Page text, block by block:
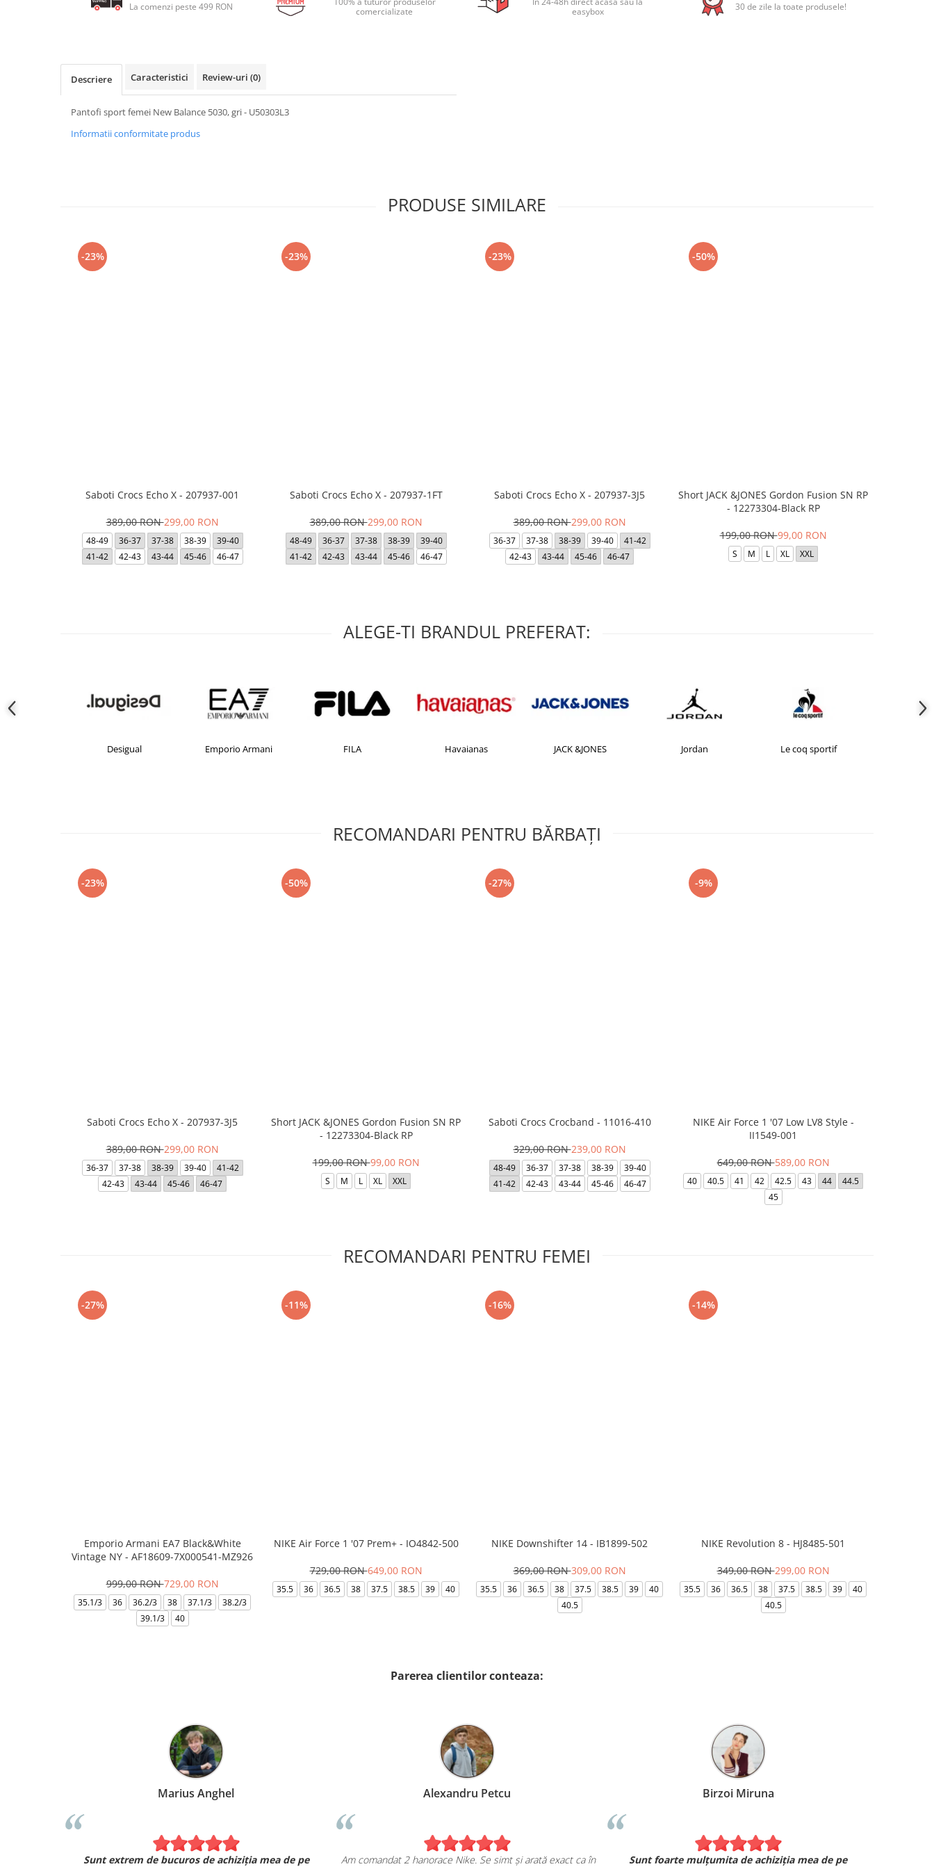
La comenzi peste 499 RON
comercializate
easybox
30 de zile la toate produsele!
Descriere Caracteristici Review-uri (0)
Pantofi sport femei New Balance 5030, gri - U50303L3
Informatii conformitate produs
PRODUSE SIMILARE
-23%
Saboti Crocs Echo X - 207937-001
389,00 RON299,00 RON
48-49 36-37 37-38 38-39
39-40
41-42
42-43 43-44 45-46 46-47
-23%
Saboti Crocs Echo X - 207937-1FT
389,00 RON299,00 RON
48-49 36-37 37-38 38-39
39-40
41-42
42-43 43-44 45-46 46-47
-23%
Saboti Crocs Echo X - 207937-3J5
389,00 RON299,00 RON
36-37 37-38 38-39 39-40
41-42
42-43
43-44 45-46 46-47
-50%
Short JACK &JONES Gordon Fusion SN RP
- 12273304-Black RP
199,00 RON99,00 RON
S M L XL XXL
ALEGE-TI BRANDUL PREFERAT:
Desigual Emporio Armani FILA Havaianas JACK &JONES Jordan Le coq sportif
RECOMANDARI PENTRU BĂRBAŢI
-23%
Saboti Crocs Echo X - 207937-3J5
389,00 RON299,00 RON
36-37 37-38 38-39 39-40
41-42
42-43
43-44 45-46 46-47
-50%
Short JACK &JONES Gordon Fusion SN RP
- 12273304-Black RP
199,00 RON99,00 RON
S M L XL XXL
-27%
Saboti Crocs Crocband - 11016-410
329,00 RON239,00 RON
48-49 36-37 37-38 38-39
39-40
41-42
42-43 43-44 45-46 46-47
-9%
NIKE Air Force 1 '07 Low LV8 Style -
II1549-001
649,00 RON589,00 RON
40 40.5 41 42 42.5 43 44
44.5
45
RECOMANDARI PENTRU FEMEI
-27%
Emporio Armani EA7 Black&White
Vintage NY - AF18609-7X000541-MZ926
999,00 RON729,00 RON
35.1/3 36 36.2/3 38 37.1/3
38.2/3
39.1/3
40
-11%
NIKE Air Force 1 '07 Prem+ - IO4842-500
729,00 RON649,00 RON
35.5 36 36.5 38 37.5 38.5 39 40
-16%
NIKE Downshifter 14 - IB1899-502
369,00 RON309,00 RON
35.5 36 36.5 38 37.5 38.5 39
40
40.5
-14%
NIKE Revolution 8 - HJ8485-501
349,00 RON299,00 RON
35.5 36 36.5 38 37.5 38.5 39
40
40.5
Parerea clientilor conteaza:
Marius Anghel
Sunt extrem de bucuros de achiziția mea de pe
Alexandru Petcu
Am comandat 2 hanorace Nike. Se simt și arată exact ca în
Birzoi Miruna
Sunt foarte mulțumita de achiziția mea de pe